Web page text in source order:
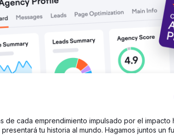
de personal doméstico y servicios para el
de usuarios de búsqueda a nivel nacional Mayor
de clientes potenciales escalable El SEO se
de cada emprendimiento impulsado por el impacto
tu historia al mundo. Hagamos juntos un